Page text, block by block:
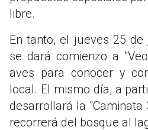
libre.
En tanto, el jueves 25
se dará comienzo a
aves para conocer y
local. El mismo día, a
desarrollará la "Caminata
recorrerá del bosque al